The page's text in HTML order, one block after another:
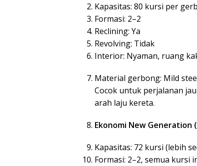
Kapasitas: 80 kursi per
Formasi: 2–2
Reclining: Ya
Revolving: Tidak
Interior: Nyaman, ruang
Material gerbong: Mild
Cocok untuk perjalanan
arah laju kereta.
Ekonomi New Generation
Kapasitas: 72 kursi (lebih
Formasi: 2–2, semua kursi